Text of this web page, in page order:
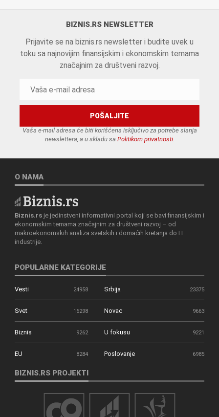
BIZNIS.RS NEWSLETTER
Prijavite se na biznis.rs newsletter i budite uvek u
toku sa najnovijim finansijskim i ekonomskim temama
značajnim za društveni razvoj.
Vaša e-mail adresa će biti korišćena isključivo za potrebe slanja
newslettera, a u skladu sa Politikom privatnosti.
O NAMA
Biznis.rs je jedinstveni informativni portal koji se bavi finansijskim i
ekonomskim temama značajnim za društveni razvoj – od
makroekonomskih analiza svetskih i domaćih kretanja do IT
industrije.
POPULARNE KATEGORIJE
Vesti 24958 Srbija 23375
Svet 16298 Novac 9663
Biznis 9262 U fokusu 9221
EU 8284 Poslovanje 6985
BIZNIS.RS PROJEKTI